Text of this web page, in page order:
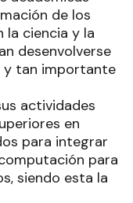
de los
la ciencia y la
desenvolverse
tan importante
actividades
en
para integrar
para
siendo esta la